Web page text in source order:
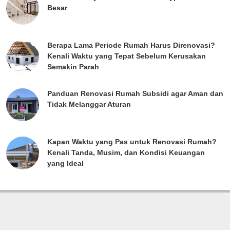
Besar
Berapa Lama Periode Rumah Harus Direnovasi?
Kenali Waktu yang Tepat Sebelum Kerusakan
Semakin Parah
Panduan Renovasi Rumah Subsidi agar Aman dan
Tidak Melanggar Aturan
Kapan Waktu yang Pas untuk Renovasi Rumah?
Kenali Tanda, Musim, dan Kondisi Keuangan
yang Ideal